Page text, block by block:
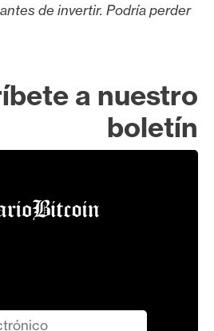
de invertir. Podría perder
a nuestro
boletín